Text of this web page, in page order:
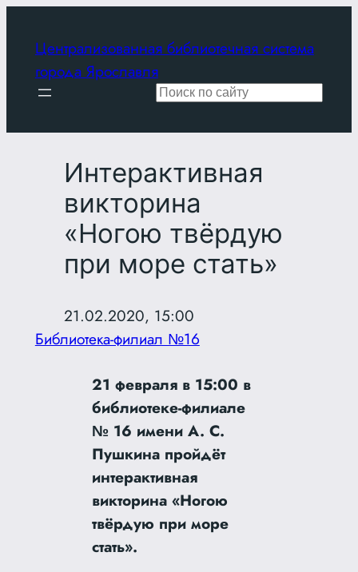
содержимому
Централизованная библиотечная система
города Ярославля
Поиск
Интерактивная
викторина
«Ногою твёрдую
при море стать»
21.02.2020, 15:00
Библиотека-филиал №16
21 февраля в 15:00 в
библиотеке-филиале
№ 16 имени А. С.
Пушкина пройдёт
интерактивная
викторина «Ногою
твёрдую при море
стать».